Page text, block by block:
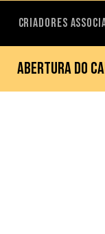
CRIADORES
ABERTURA DO